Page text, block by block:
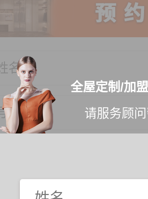
全屋定制/加
请服务顾